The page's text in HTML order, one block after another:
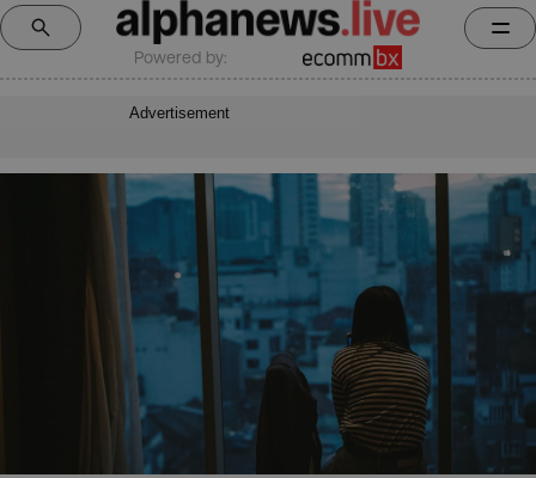
Powered by:
Advertisement